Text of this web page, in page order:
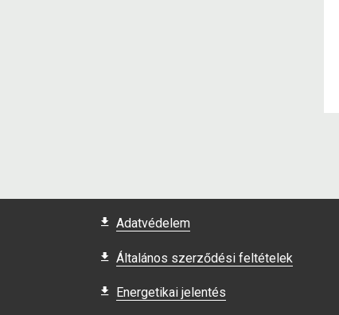
Adatvédelem
Általános szerződési feltételek
Energetikai jelentés